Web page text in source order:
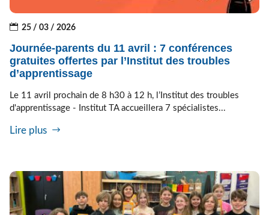
25 / 03 / 2026
Journée-parents du 11 avril : 7 conférences
gratuites offertes par l’Institut des troubles
d’apprentissage
Le 11 avril prochain de 8 h30 à 12 h, l’Institut des troubles
d'apprentissage - Institut TA accueillera 7 spécialistes...
Lire plus